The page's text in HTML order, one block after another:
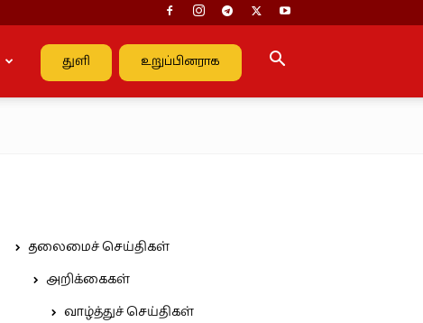
துளி உறுப்பினராக
தலைமைச் செய்திகள்
அறிக்கைகள்
வாழ்த்துச் செய்திகள்